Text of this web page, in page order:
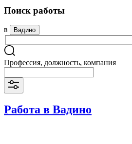
Поиск работы
в Вадино
Профессия, должность, компания
Работа в Вадино